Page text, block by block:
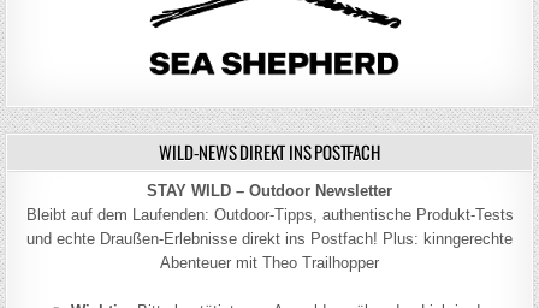
WILD-NEWS DIREKT INS POSTFACH
STAY WILD – Outdoor Newsletter
Bleibt auf dem Laufenden: Outdoor-Tipps, authentische Produkt-Tests
und echte Draußen-Erlebnisse direkt ins Postfach! Plus: kinngerechte
Abenteuer mit Theo Trailhopper